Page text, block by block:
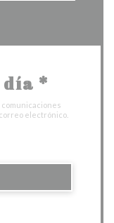
día *
electrónico.